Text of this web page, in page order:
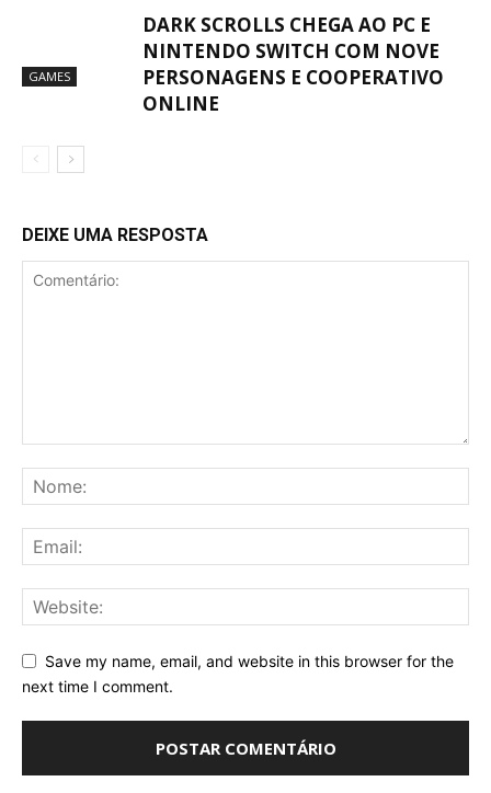
GAMES
DARK SCROLLS CHEGA AO PC E
NINTENDO SWITCH COM NOVE
PERSONAGENS E COOPERATIVO
ONLINE
DEIXE UMA RESPOSTA
Save my name, email, and website in this browser for the
next time I comment.